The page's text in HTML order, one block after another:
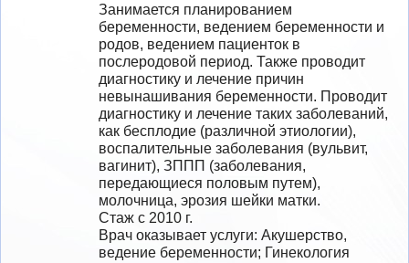
Занимается планированием
беременности, ведением беременности и
родов, ведением пациенток в
послеродовой период. Также проводит
диагностику и лечение причин
невынашивания беременности. Проводит
диагностику и лечение таких заболеваний,
как бесплодие (различной этиологии),
воспалительные заболевания (вульвит,
вагинит), ЗППП (заболевания,
передающиеся половым путем),
молочница, эрозия шейки матки.
Стаж с 2010 г.
Врач оказывает услуги: Акушерство,
ведение беременности; Гинекология